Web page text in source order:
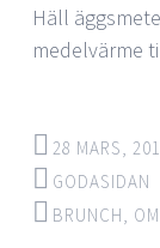
Häll
medelvärme
28 MARS,
GODASIDAN
BRUNCH,